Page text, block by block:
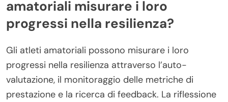
amatoriali misurare i loro
progressi nella resilienza?
Gli atleti amatoriali possono misurare i loro
progressi nella resilienza attraverso l’auto-
valutazione, il monitoraggio delle metriche di
prestazione e la ricerca di feedback. La riflessione